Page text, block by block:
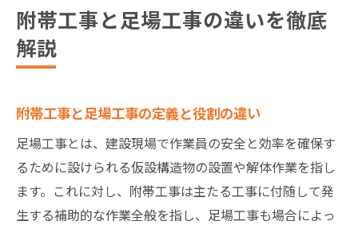
附帯工事と足場工事の違いを徹底
解説
附帯工事と足場工事の定義と役割の違い
足場工事とは、建設現場で作業員の安全と効率を確保す
るために設けられる仮設構造物の設置や解体作業を指し
ます。これに対し、附帯工事は主たる工事に付随して発
生する補助的な作業全般を指し、足場工事も場合によっ